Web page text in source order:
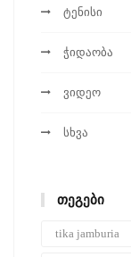
ტენისი
ჭიდაობა
ვიდეო
სხვა
ᲗᲔᲒᲔᲑᲘ
tika jamburia